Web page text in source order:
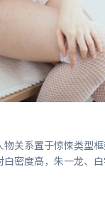
物关系置于惊悚类型
密度高，朱一龙、
关注；整体气质偏韩国